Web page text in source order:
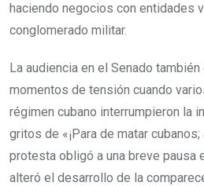
haciendo negocios con entidades
conglomerado militar.
La audiencia en el Senado
momentos de tensión cuando
régimen cubano interrumpieron la
gritos de «¡Para de matar
protesta obligó a una breve pausa
alteró el desarrollo de la